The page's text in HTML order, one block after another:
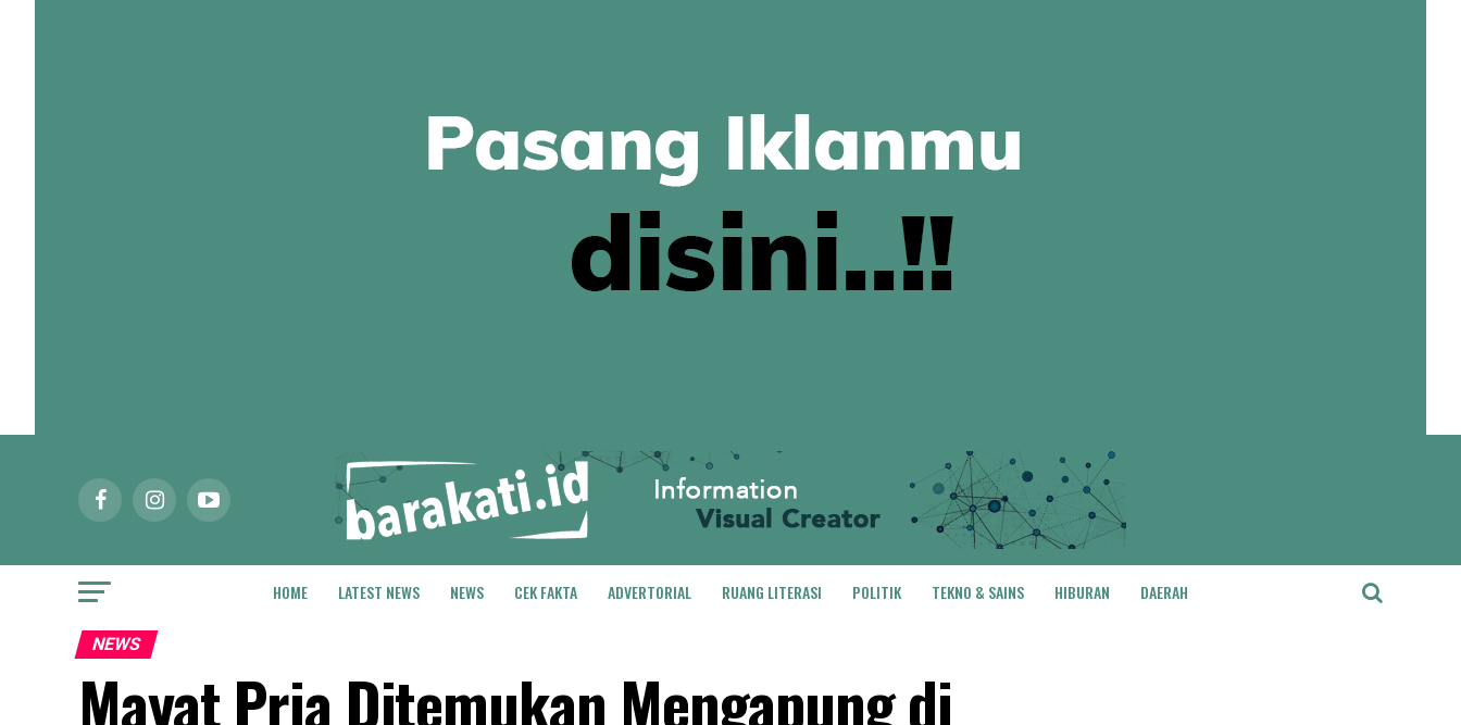
HOME LATEST NEWS NEWS CEK FAKTA ADVERTORIAL RUANG LITERASI POLITIK TEKNO & SAINS HIBURAN DAERAH
NEWS
Mayat Pria Ditemukan Mengapung di